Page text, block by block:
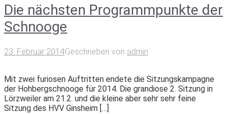
Die nächsten Programmpunkte der
Schnooge
23. Februar 2014Geschrieben von admin
Mit zwei furiosen Auftritten endete die Sitzungskampagne
der Hohbergschnooge für 2014. Die grandiose 2. Sitzung in
Lörzweiler am 21.2. und die kleine aber sehr sehr feine
Sitzung des HVV Ginsheim […]